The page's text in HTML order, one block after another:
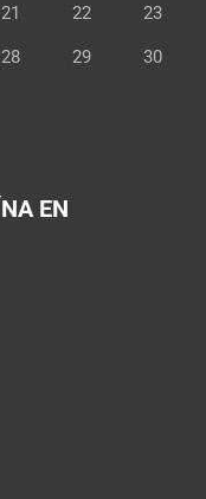
21 22 23
28 29 30
EN